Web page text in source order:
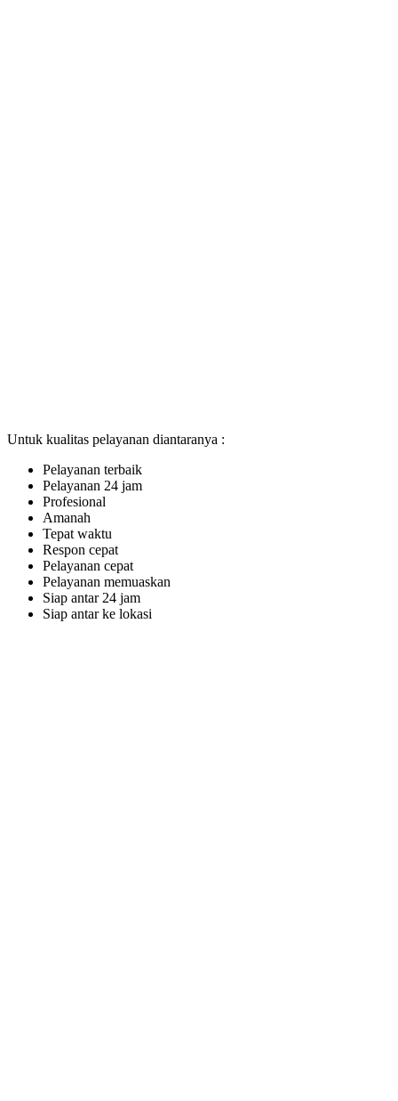
Untuk kualitas pelayanan diantaranya :
Pelayanan terbaik
Pelayanan 24 jam
Profesional
Amanah
Tepat waktu
Respon cepat
Pelayanan cepat
Pelayanan memuaskan
Siap antar 24 jam
Siap antar ke lokasi